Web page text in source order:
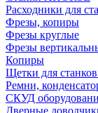
Расходники для
Фрезы, копиры
Фрезы круглые
Фрезы
Копиры
Щетки для
Ремни,
СКУД
Дверные